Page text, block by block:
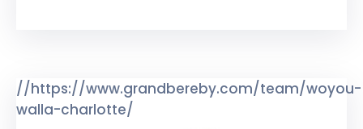
//https://www.grandbereby.com/team/woyou-
walla-charlotte/